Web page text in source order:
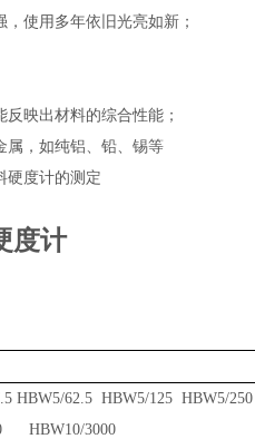
使用多年依旧光亮如新；
映出材料的综合性能；
属，如纯铝、铅、锡等
硬度计的测定
度计
HBW5/62.5 HBW5/125 HBW5/
HBW10/3000